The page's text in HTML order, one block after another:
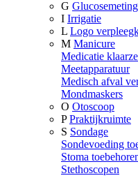
G Glucosemeting
I Irrigatie
L Logo
M Manicure
Medicatie
Meetapparatuur
Medisch afval
Mondmaskers
O Otoscoop
P Praktijkruimte
S Sondage
Sondevoeding
Stoma
Stethoscopen